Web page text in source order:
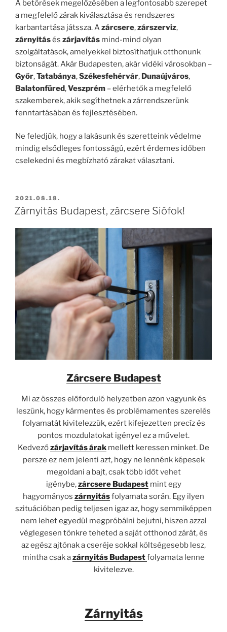
A betörések megelőzésében a legfontosabb szerepet
a megfelelő zárak kiválasztása és rendszeres
karbantartása játssza. Azárcsere,zárszerviz,
zárnyitásés zárjavítás mind-mind olyan
szolgáltatások, amelyekkel biztosíthatjuk otthonunk
biztonságát. Akár Budapesten, akár vidéki városokban –
Győr,Tatabánya,Székesfehérvár, Dunaújváros,
Balatonfüred,Veszprém – elérhetők a megfelelő
szakemberek, akik segíthetnek a zárrendszerünk
fenntartásában és fejlesztésében.
Ne feledjük, hogy a lakásunk és szeretteink védelme
mindig elsődleges fontosságú, ezért érdemes időben
cselekedni és megbízható zárakat választani.
BEKÜLDVE:
2021.08.18.
Zárnyitás Budapest, zárcsere Siófok!
Zárcsere Budapest
Mi az összes előforduló helyzetben azon vagyunk és
leszünk, hogy kármentes és problémamentes szerelés
folyamatát kivitelezzük, ezért kifejezetten precíz és
pontos mozdulatokat igényel ez a művelet.
Kedvezőzárjavítás árak mellett keressen minket. De
persze ez nem jelenti azt, hogy ne lennénk képesek
megoldani a bajt, csak több időt vehet
igénybe,zárcsere Budapestmint egy
hagyományos zárnyitásfolyamata során. Egy ilyen
szituációban pedig teljesen igaz az, hogy semmiképpen
nem lehet egyedül megpróbálni bejutni, hiszen azzal
véglegesen tönkre teheted a saját otthonod zárát, és
az egész ajtónak a cseréje sokkal költségesebb lesz,
mintha csak azárnyitás Budapestfolyamata lenne
kivitelezve.
Zárnyitás